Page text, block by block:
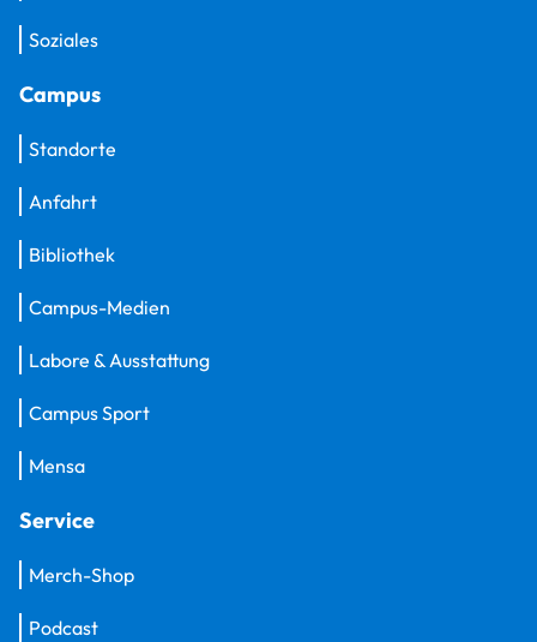
Soziales
Campus
Standorte
Anfahrt
Bibliothek
Campus-Medien
Labore & Ausstattung
Campus Sport
Mensa
Service
Merch-Shop
Podcast